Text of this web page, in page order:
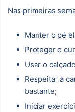
Nas primeiras
Manter o pé
Proteger o
Usar o
Respeitar a
bastante;
Iniciar